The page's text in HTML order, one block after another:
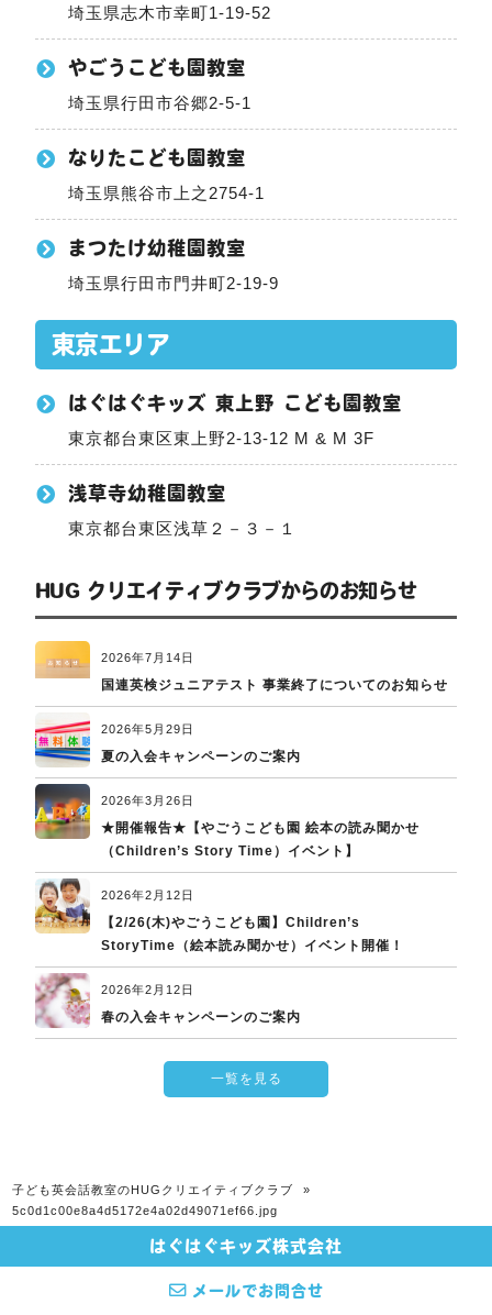
埼玉県志木市幸町1-19-52
やごうこども園教室
埼玉県行田市谷郷2-5-1
なりたこども園教室
埼玉県熊谷市上之2754-1
まつたけ幼稚園教室
埼玉県行田市門井町2-19-9
東京エリア
はぐはぐキッズ 東上野 こども園教室
東京都台東区東上野2-13-12 M & M 3F
浅草寺幼稚園教室
東京都台東区浅草２－３－１
HUG クリエイティブクラブからのお知らせ
2026年7月14日
国連英検ジュニアテスト 事業終了についてのお知らせ
2026年5月29日
夏の入会キャンペーンのご案内
2026年3月26日
★開催報告★【やごうこども園 絵本の読み聞かせ
（Children’s Story Time）イベント】
2026年2月12日
【2/26(木)やごうこども園】Children’s
StoryTime（絵本読み聞かせ）イベント開催！
2026年2月12日
春の入会キャンペーンのご案内
一覧を見る
子ども英会話教室のHUGクリエイティブクラブ
»
5c0d1c00e8a4d5172e4a02d49071ef66.jpg
はぐはぐキッズ株式会社
メールでお問合せ
© 2026 子ども英会話教室のHUGクリエイティブクラブ All rights Reserved.